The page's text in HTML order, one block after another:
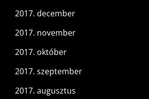
2017. december
2017. november
2017. október
2017. szeptember
2017. augusztus